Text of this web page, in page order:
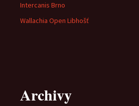
Intercanis Brno
Wallachia Open Libhošť
Archivy